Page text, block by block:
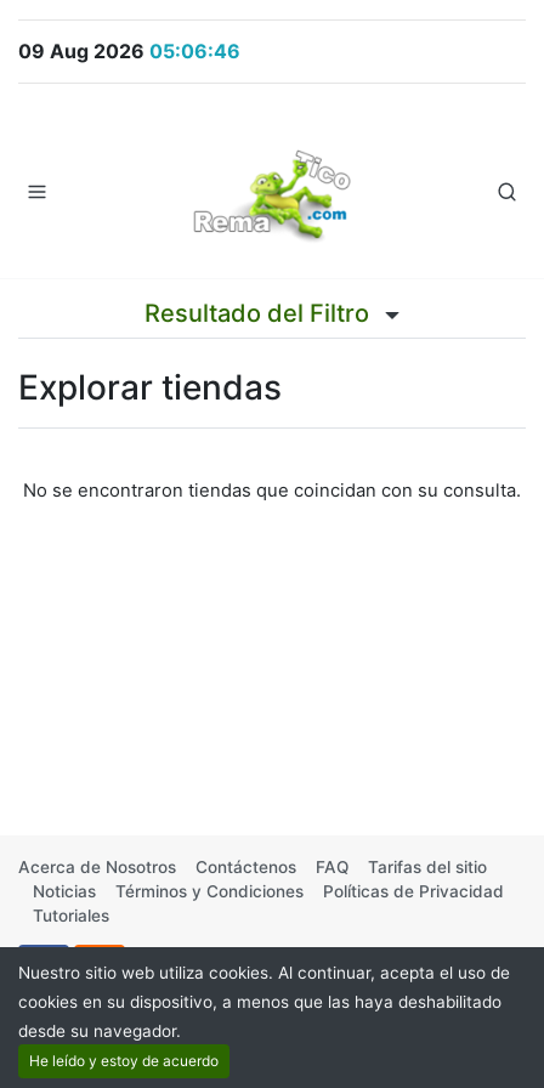
09 Aug 2026 05:06:46
Resultado del Filtro
Explorar tiendas
No se encontraron tiendas que coincidan con su consulta.
Acerca de Nosotros Contáctenos FAQ
Tarifas del sitio
Noticias
Términos y Condiciones
Políticas de Privacidad
Tutoriales
Nuestro sitio web utiliza cookies. Al continuar, acepta el uso de
cookies en su dispositivo, a menos que las haya deshabilitado
desde su navegador.
He leído y estoy de acuerdo